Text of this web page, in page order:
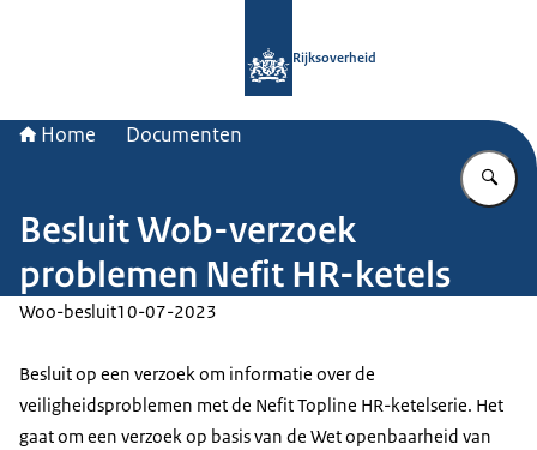
Rijksoverheid
Home Documenten
Besluit Wob-verzoek
problemen Nefit HR-ketels
Woo-besluit10-07-2023
Besluit op een verzoek om informatie over de
veiligheidsproblemen met de Nefit Topline HR-ketelserie. Het
gaat om een verzoek op basis van de Wet openbaarheid van